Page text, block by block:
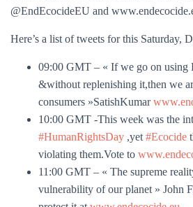
@EndEcocideEU and
Here’s a list of tweets for this Saturday,
09:00 GMT – « If we go on using
&without replenishing it,then we
consumers »SatishKumar
10:00 GMT -This week was the
#HumanRightsDay ,yet #Ecocide
violating them.Vote to
11:00 GMT – « The supreme
vulnerability of our planet » John